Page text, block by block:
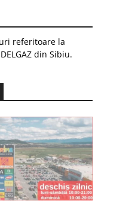
referitoare la
din Sibiu.